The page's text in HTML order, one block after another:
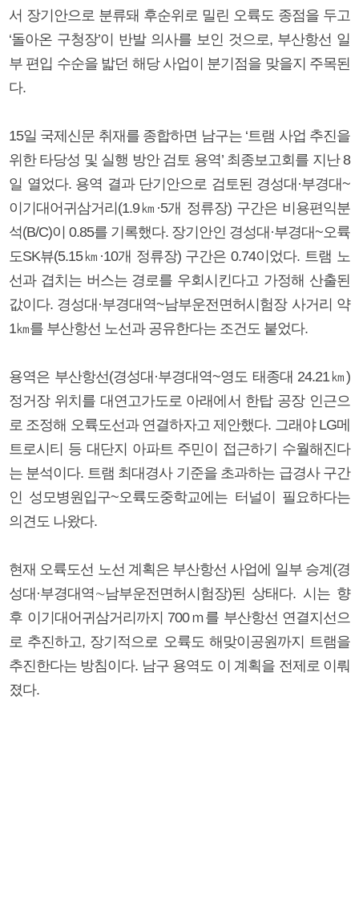
서 장기안으로 분류돼 후순위로 밀린 오륙도 종점을 두고
‘돌아온 구청장’이 반발 의사를 보인 것으로, 부산항선 일
부 편입 수순을 밟던 해당 사업이 분기점을 맞을지 주목된
다.
15일 국제신문 취재를 종합하면 남구는 ‘트램 사업 추진을
위한 타당성 및 실행 방안 검토 용역’ 최종보고회를 지난 8
일 열었다. 용역 결과 단기안으로 검토된 경성대·부경대~
이기대어귀삼거리(1.9㎞·5개 정류장) 구간은 비용편익분
석(B/C)이 0.85를 기록했다. 장기안인 경성대·부경대~오륙
도SK뷰(5.15㎞·10개 정류장) 구간은 0.74이었다. 트램 노
선과 겹치는 버스는 경로를 우회시킨다고 가정해 산출된
값이다. 경성대·부경대역~남부운전면허시험장 사거리 약
1㎞를 부산항선 노선과 공유한다는 조건도 붙었다.
용역은 부산항선(경성대·부경대역~영도 태종대 24.21㎞)
정거장 위치를 대연고가도로 아래에서 한탑 공장 인근으
로 조정해 오륙도선과 연결하자고 제안했다. 그래야 LG메
트로시티 등 대단지 아파트 주민이 접근하기 수월해진다
는 분석이다. 트램 최대경사 기준을 초과하는 급경사 구간
인 성모병원입구~오륙도중학교에는 터널이 필요하다는
의견도 나왔다.
현재 오륙도선 노선 계획은 부산항선 사업에 일부 승계(경
성대·부경대역∼남부운전면허시험장)된 상태다. 시는 향
후 이기대어귀삼거리까지 700ｍ를 부산항선 연결지선으
로 추진하고, 장기적으로 오륙도 해맞이공원까지 트램을
추진한다는 방침이다. 남구 용역도 이 계획을 전제로 이뤄
졌다.